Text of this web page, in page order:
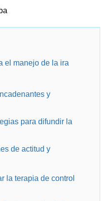
el manejo de la ira
y
para difundir la
de actitud y
la terapia de control